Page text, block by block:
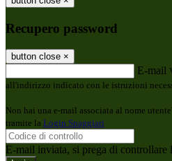
Recupero password
button close ×
E-mail
all'indirizzo indicato con le istruzioni
Non hai una e-mail associata al nome
tramite la Login Spaggiari
E-mail inviata, si prega di controllare